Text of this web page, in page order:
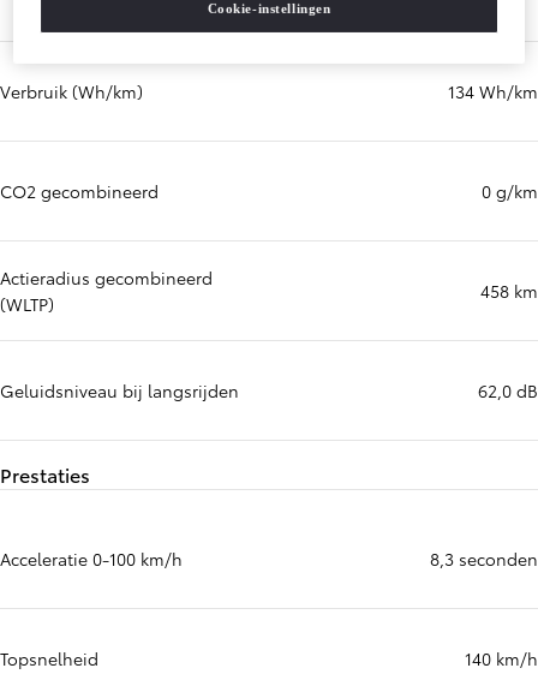
Verbruik (Wh/km) 134 Wh/km
CO2 gecombineerd 0 g/km
Actieradius gecombineerd
(WLTP)
458 km
Geluidsniveau bij langsrijden 62,0 dB
Prestaties
Acceleratie 0-100 km/h 8,3 seconden
Topsnelheid 140 km/h
Cookie-instellingen